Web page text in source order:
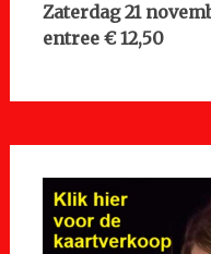
Zaterdag 21
entree € 12,50